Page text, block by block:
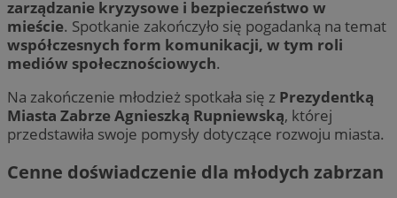
zarządzanie kryzysowe i bezpieczeństwo w
mieście. Spotkanie zakończyło się pogadanką na temat
współczesnych form komunikacji, w tym roli
mediów społecznościowych.
Na zakończenie młodzież spotkała się z Prezydentką
Miasta Zabrze Agnieszką Rupniewską, której
przedstawiła swoje pomysły dotyczące rozwoju miasta.
Cenne doświadczenie dla młodych zabrzan